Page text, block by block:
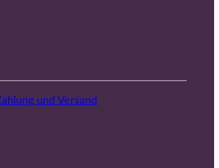
und Versand